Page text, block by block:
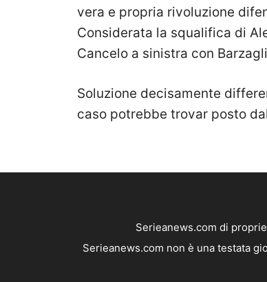
vera e propria rivoluzione
Considerata la squalifica di
Cancelo a sinistra con
Soluzione decisamente
caso potrebbe trovar posto
Serieanews.com di
Serieanews.com non è una testata